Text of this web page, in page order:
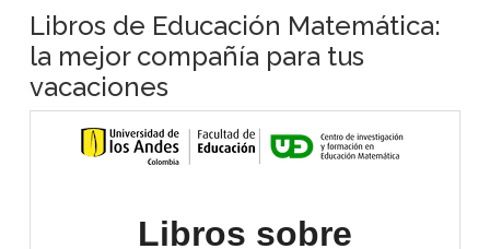
Libros de Educación Matemática:
la mejor compañía para tus
vacaciones